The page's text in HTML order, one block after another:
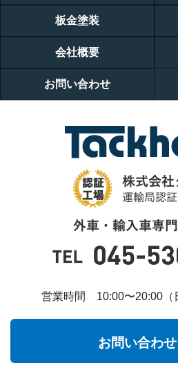
営業時間 10:00〜20:00（
お問い合わ
板金塗装
会社概要
お問い合わせ